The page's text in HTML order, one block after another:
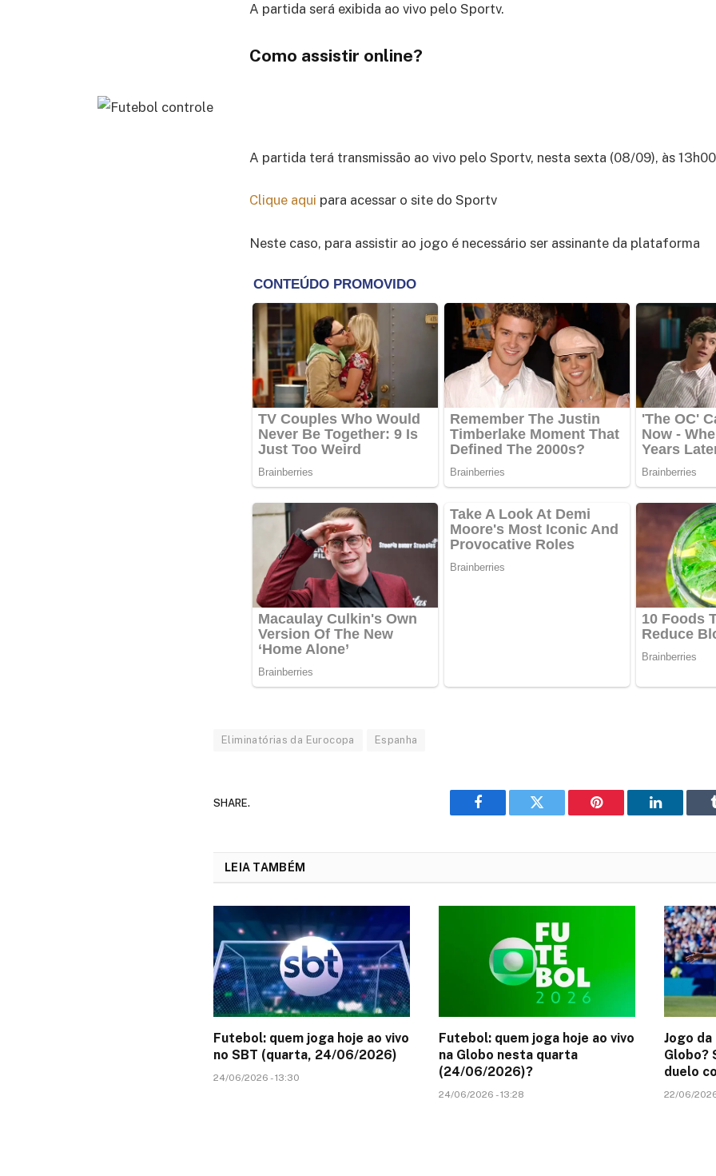
A partida será exibida ao vivo pelo Sportv.
Como assistir online?
A partida terá transmissão ao vivo pelo Sportv, nesta sexta (08/09), às
Clique aqui para acessar o site do Sportv
Neste caso, para assistir ao jogo é necessário ser assinante da plataforma
Eliminatórias da Eurocopa Espanha
SHARE.
Facebook Twitter Pinterest LinkedIn
LEIA TAMBÉM
Futebol: quem joga hoje ao vivo
no SBT (quarta, 24/06/2026)
24/06/2026 - 13:30
Futebol: quem joga hoje ao vivo
na Globo nesta quarta
(24/06/2026)?
24/06/2026 - 13:28
Jogo da
Globo?
duelo
22/06/2026